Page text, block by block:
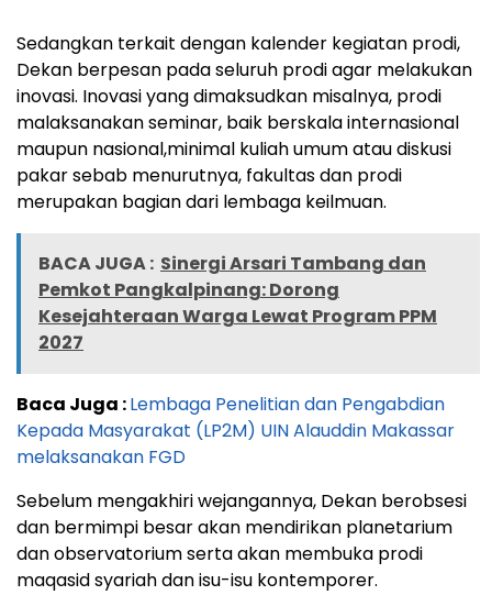
Sedangkan terkait dengan kalender kegiatan prodi,
Dekan berpesan pada seluruh prodi agar melakukan
inovasi. Inovasi yang dimaksudkan misalnya, prodi
malaksanakan seminar, baik berskala internasional
maupun nasional,minimal kuliah umum atau diskusi
pakar sebab menurutnya, fakultas dan prodi
merupakan bagian dari lembaga keilmuan.
BACA JUGA : Sinergi Arsari Tambang dan
Pemkot Pangkalpinang: Dorong
Kesejahteraan Warga Lewat Program PPM
2027
Baca Juga :Lembaga Penelitian dan Pengabdian
Kepada Masyarakat (LP2M) UIN Alauddin Makassar
melaksanakan FGD
Sebelum mengakhiri wejangannya, Dekan berobsesi
dan bermimpi besar akan mendirikan planetarium
dan observatorium serta akan membuka prodi
maqasid syariah dan isu-isu kontemporer.